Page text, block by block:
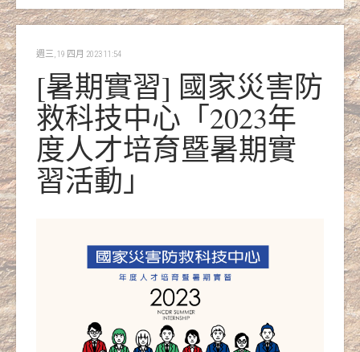
週三, 19 四月 2023 11:54
[暑期實習] 國家災害防
救科技中心「2023年
度人才培育暨暑期實
習活動」